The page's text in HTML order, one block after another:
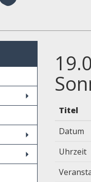
Titel
Datum
Uhrzeit